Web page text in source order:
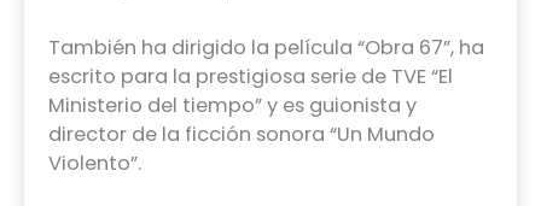
También ha dirigido la película “Obra 67”, ha
escrito para la prestigiosa serie de TVE “El
Ministerio del tiempo” y es guionista y
director de la ficción sonora “Un Mundo
Violento”.